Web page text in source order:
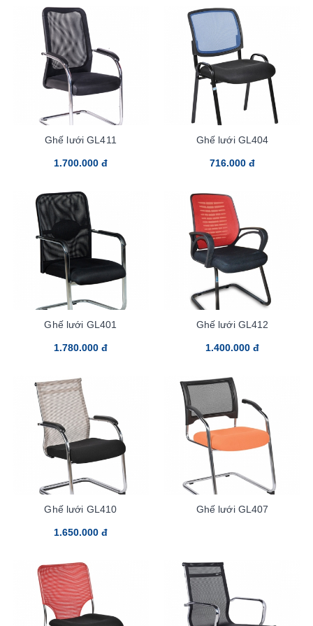
Ghế lưới GL411
1.700.000 đ
Ghế lưới GL404
716.000 đ
Ghế lưới GL401
1.780.000 đ
Ghế lưới GL412
1.400.000 đ
Ghế lưới GL410
1.650.000 đ
Ghế lưới GL407